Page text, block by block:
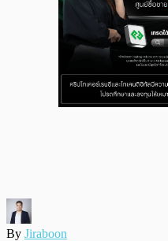
By Jiraboon